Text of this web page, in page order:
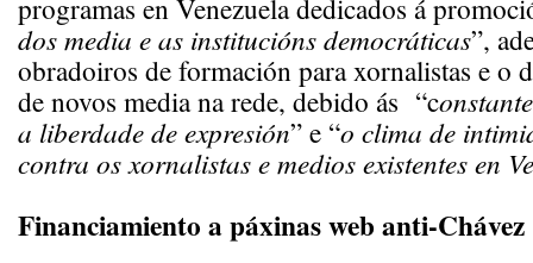
programas en Venezuela dedicados á
dos media e as institucións democráticas”,
obradoiros de formación para xornalistas e o
de novos media na rede, debido ás “c
a liberdade de expresión” e “o clima de
contra os xornalistas e medios existentes en
Financiamiento a páxinas web anti-Chávez